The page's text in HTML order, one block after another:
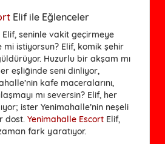
Elif ile Eğlenceler
Elif, seninle vakit geçirmeye
mi istiyorsun? Elif, komik şehir
Huzurlu bir akşam mı
eşliğinde seni dinliyor,
kafe maceralarını,
mı seversin? Elif, her
ister Yenimahalle’nin neşeli
dost. Yenimahalle Escort Elif,
fark yaratıyor.